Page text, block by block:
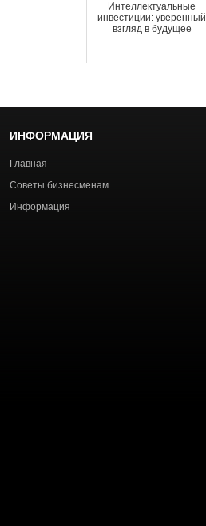
Интеллектуальные
инвестиции: уверенный
взгляд в будущее
ИНФОРМАЦИЯ
Главная
Советы бизнесменам
Информация